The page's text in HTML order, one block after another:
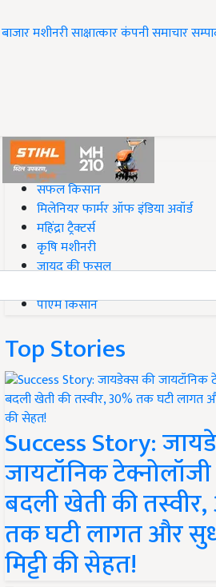
बाजारमशीनरीसाक्षात्कारकंपनी समाचार
#Top on Krishi Jagran
सफल किसान
मिलेनियर फार्मर ऑफ इंडिया अवॉर्ड
महिंद्रा ट्रैक्टर्स
कृषि मशीनरी
जायद की फसल
पीएम किसान
Top Stories
Success Story:
जायटॉनिक
बदली खेती की
तक घटी लागत और
मिट्टी की सेहत!